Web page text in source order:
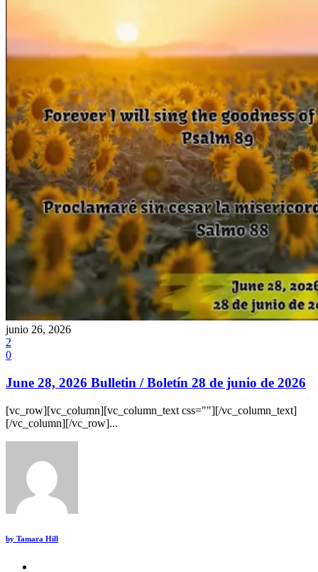
junio 26, 2026
2
0
June 28, 2026 Bulletin / Boletín 28 de junio de 2026
[vc_row][vc_column][vc_column_text css=""][/vc_column_text]
[/vc_column][/vc_row]...
by Tamara Hill